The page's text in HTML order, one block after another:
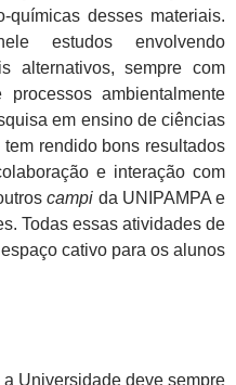
químicas desses materiais.
estudos envolvendo
alternativos, sempre com
ambientalmente
em ensino de ciências
rendido bons resultados
e interação com
campi da UNIPAMPA e
Todas essas atividades de
cativo para os alunos
Universidade deve sempre